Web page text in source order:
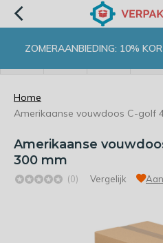
ZOMERAANBIEDING: 10%
Home
Amerikaanse vouwdoos C-golf
Amerikaanse
300 mm
(0) Vergelijk